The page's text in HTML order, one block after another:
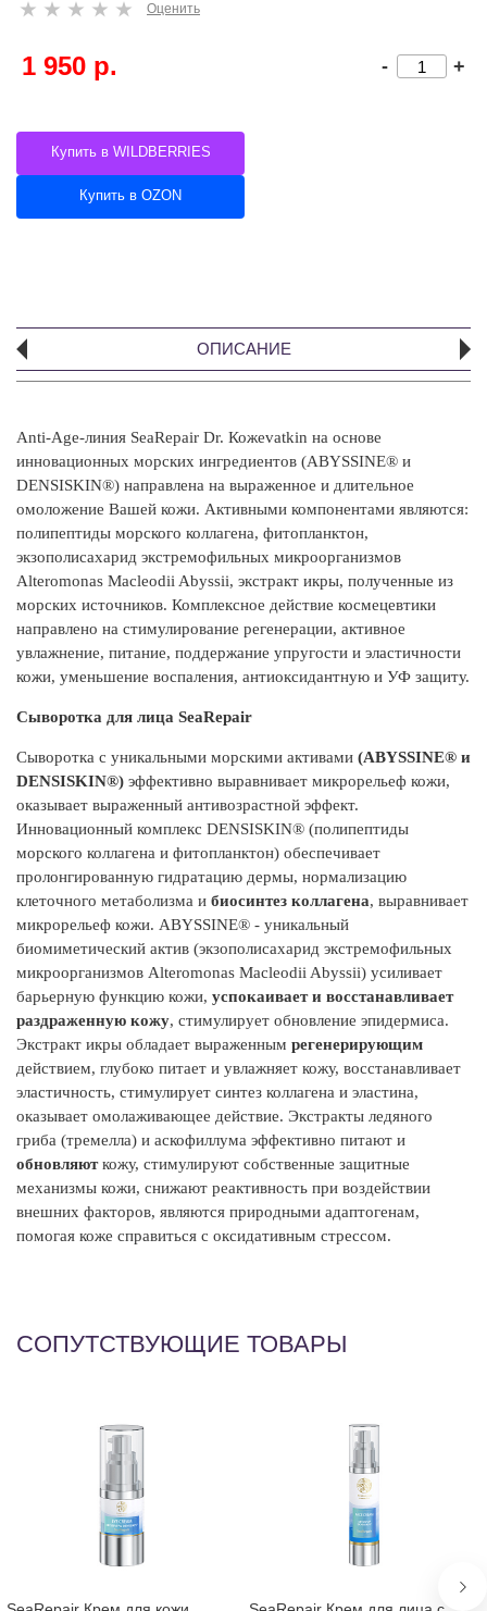
Оценить
1 950 р. - +
Купить в WILDBERRIES
Купить в OZON
ОПИСАНИЕ
Anti-Age-линия SeaRepair Dr. Кожеvatkin на основе
инновационных морских ингредиентов (ABYSSINE® и
DENSISKIN®) направлена на выраженное и длительное
омоложение Вашей кожи. Активными компонентами являются:
полипептиды морского коллагена, фитопланктон,
экзополисахарид экстремофильных микроорганизмов
Alteromonas Macleodii Abyssii, экстракт икры, полученные из
морских источников. Комплексное действие космецевтики
направлено на стимулирование регенерации, активное
увлажнение, питание, поддержание упругости и эластичности
кожи, уменьшение воспаления, антиоксидантную и УФ защиту.
Сыворотка для лица SeaRepair
Сыворотка с уникальными морскими активами (ABYSSINE® и
DENSISKIN®) эффективно выравнивает микрорельеф кожи,
оказывает выраженный антивозрастной эффект.
Инновационный комплекс DENSISKIN® (полипептиды
морского коллагена и фитопланктон) обеспечивает
пролонгированную гидратацию дермы, нормализацию
клеточного метаболизма и биосинтез коллагена, выравнивает
микрорельеф кожи. ABYSSINE® - уникальный
биомиметический актив (экзополисахарид экстремофильных
микроорганизмов Alteromonas Macleodii Abyssii) усиливает
барьерную функцию кожи, успокаивает и восстанавливает
раздраженную кожу, стимулирует обновление эпидермиса.
Экстракт икры обладает выраженным регенерирующим
действием, глубоко питает и увлажняет кожу, восстанавливает
эластичность, стимулирует синтез коллагена и эластина,
оказывает омолаживающее действие. Экстракты ледяного
гриба (тремелла) и аскофиллума эффективно питают и
обновляюткожу, стимулируют собственные защитные
механизмы кожи, снижают реактивность при воздействии
внешних факторов, являются природными адаптогенам,
помогая коже справиться с оксидативным стрессом.
СОПУТСТВУЮЩИЕ ТОВАРЫ